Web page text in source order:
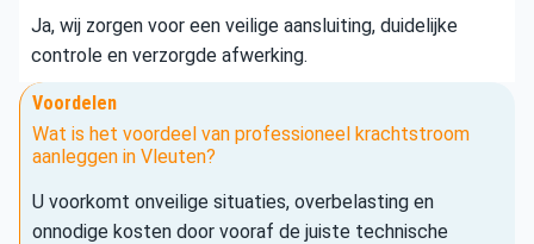
Ja, wij zorgen voor een veilige aansluiting, duidelijke
controle en verzorgde afwerking.
Voordelen
Wat is het voordeel van professioneel krachtstroom
aanleggen in Vleuten?
U voorkomt onveilige situaties, overbelasting en
onnodige kosten door vooraf de juiste technische